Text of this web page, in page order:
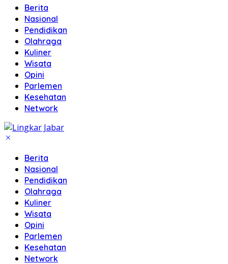
Berita
Nasional
Pendidikan
Olahraga
Kuliner
Wisata
Opini
Parlemen
Kesehatan
Network
Berita
Nasional
Pendidikan
Olahraga
Kuliner
Wisata
Opini
Parlemen
Kesehatan
Network